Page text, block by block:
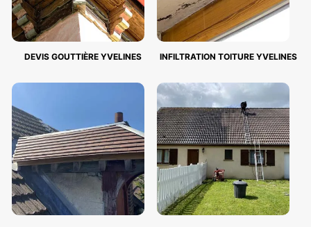
DEVIS GOUTTIÈRE YVELINES INFILTRATION TOITURE YVELINES